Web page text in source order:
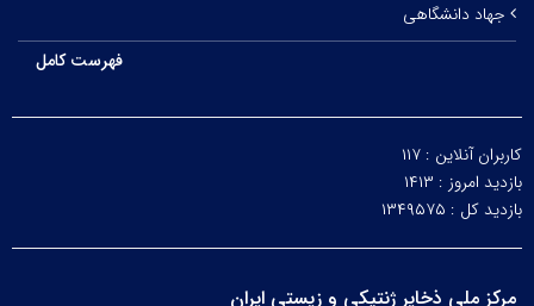
جهاد دانشگاهی
فهرست کامل
کاربران آنلاین : ۱۱۷
بازدید امروز : ۱۴۱۳
بازدید کل : ۱۳۴۹۵۷۵
مرکز ملی ذخایر ژنتیکی و زیستی ایران